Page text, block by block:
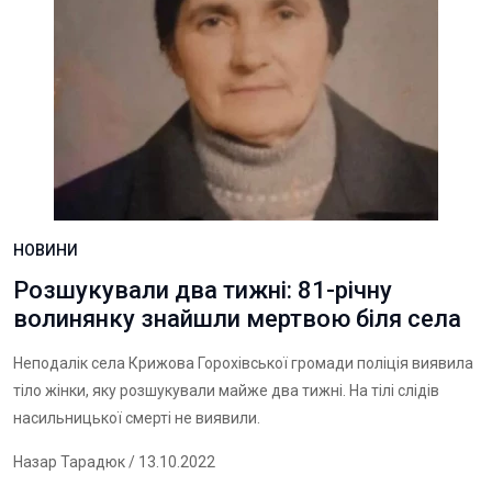
НОВИНИ
Розшукували два тижні: 81-річну
волинянку знайшли мертвою біля села
Неподалік села Крижова Горохівської громади поліція виявила
тіло жінки, яку розшукували майже два тижні. На тілі слідів
насильницької смерті не виявили.
Назар Тарадюк/ 13.10.2022